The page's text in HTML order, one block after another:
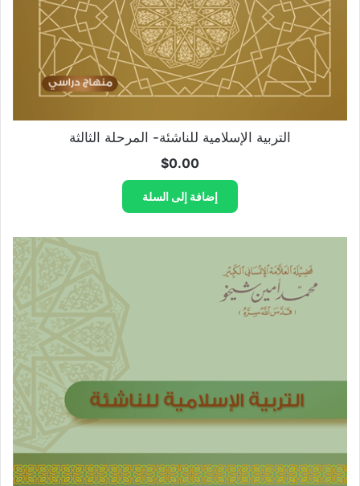
التربية الإسلامية للناشئة- المرحلة الثالثة
$0.00
إضافة إلى السلة